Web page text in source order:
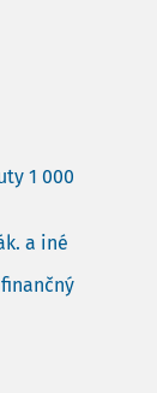
1 000
a iné